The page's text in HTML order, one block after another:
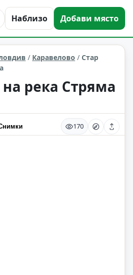
Наблизо Добави място
Каравелово Област: Пловдив
/ Каравелово / Стар
река Стряма
170